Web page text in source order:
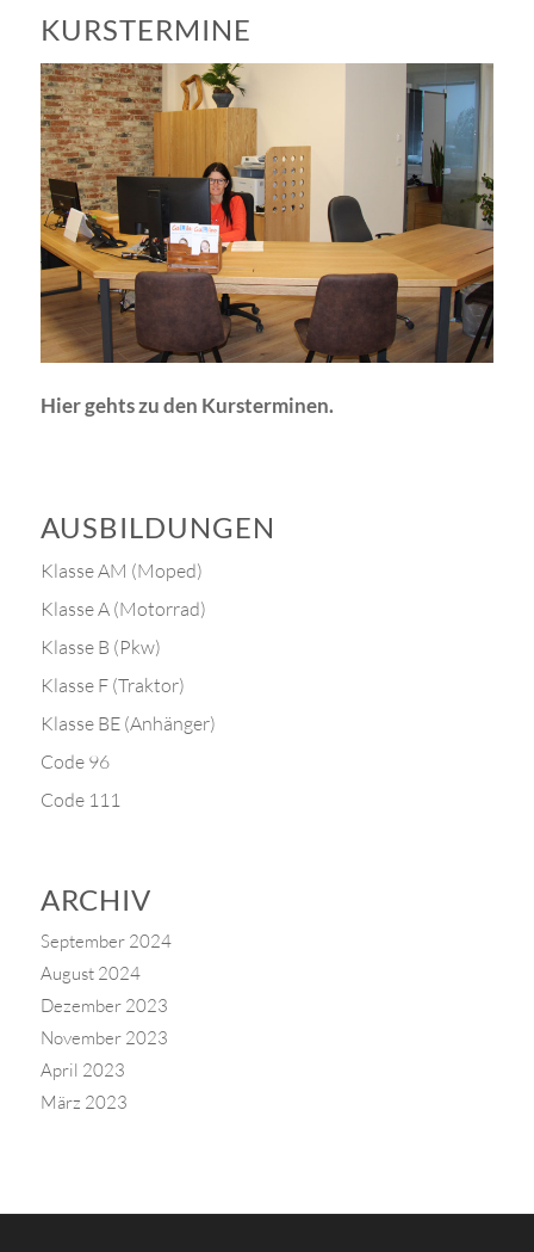
KURSTERMINE
Hier gehts zu den Kursterminen.
AUSBILDUNGEN
Klasse AM (Moped)
Klasse A (Motorrad)
Klasse B (Pkw)
Klasse F (Traktor)
Klasse BE (Anhänger)
Code 96
Code 111
ARCHIV
September 2024
August 2024
Dezember 2023
November 2023
April 2023
März 2023